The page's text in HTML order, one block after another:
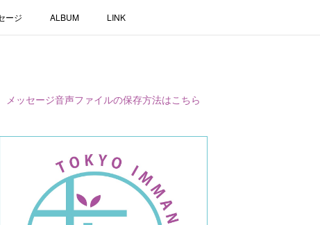
ージ ALBUM LINK
メッセージ音声ファイルの保存方法はこちら